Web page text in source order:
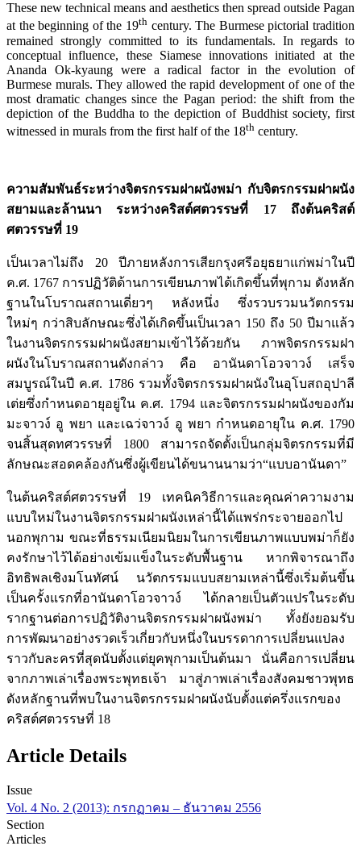
These new technical means and aesthetics then spread outside Pagan
at the beginning of the 19th century. The Burmese pictorial tradition
remained strongly committed to its fundamentals. In regards to
conceptual influence, these Siamese innovations initiated at the
Ananda Ok-kyaung were a radical factor in the evolution of
Burmese murals. They allowed the rapid development of one of the
most dramatic changes since the Pagan period: the shift from the
depiction of the Buddha to the depiction of Buddhist society, first
witnessed in murals from the first half of the 18th century.
ความสัมพันธ์ระหว่างจิตรกรรมฝาผนังพม่า กับจิตรกรรมฝาผนัง
สยามและล้านนา ระหว่างคริสต์ศตวรรษที่ 17 ถึงต้นคริสต์
ศตวรรษที่ 19
เป็นเวลาไม่ถึง 20 ปีภายหลังการเสียกรุงศรีอยุธยาแก่พม่าในปี
ค.ศ. 1767 การปฏิวัติด้านการเขียนภาพได้เกิดขึ้นที่พุกาม ดังหลัก
ฐานในโบราณสถานเดี่ยวๆ หลังหนึ่ง ซึ่งรวบรวมนวัตกรรม
ใหม่ๆ กว่าสิบลักษณะซึ่งได้เกิดขึ้นเป็นเวลา 150 ถึง 50 ปีมาแล้ว
ในงานจิตรกรรมฝาผนังสยามเข้าไว้ด้วยกัน ภาพจิตรกรรมฝา
ผนังในโบราณสถานดังกล่าว คือ อานันดาโอวจาวง์ เสร็จ
สมบูรณ์ในปี ค.ศ. 1786 รวมทั้งจิตรกรรมฝาผนังในอุโบสถอุปาลี
เต่ยซึ่งกำหนดอายุอยู่ใน ค.ศ. 1794 และจิตรกรรมฝาผนังของกัม
มะจาวง์ อู พยา และเฉว่จาวง์ อู พยา กำหนดอายุใน ค.ศ. 1790
จนสิ้นสุดทศวรรษที่ 1800 สามารถจัดตั้งเป็นกลุ่มจิตรกรรมที่มี
ลักษณะสอดคล้องกันซึ่งผู้เขียนได้ขนานนามว่า“แบบอานันดา”
ในต้นคริสต์ศตวรรษที่ 19 เทคนิควิธีการและคุณค่าความงาม
แบบใหม่ในงานจิตรกรรมฝาผนังเหล่านี้ได้แพร่กระจายออกไป
นอกพุกาม ขณะที่ธรรมเนียมนิยมในการเขียนภาพแบบพม่าก็ยัง
คงรักษาไว้ได้อย่างเข้มแข็งในระดับพื้นฐาน หากพิจารณาถึง
อิทธิพลเชิงมโนทัศน์ นวัตกรรมแบบสยามเหล่านี้ซึ่งเริ่มต้นขึ้น
เป็นครั้งแรกที่อานันดาโอวจาวง์ ได้กลายเป็นตัวแปรในระดับ
รากฐานต่อการปฏิวัติงานจิตรกรรมฝาผนังพม่า ทั้งยังยอมรับ
การพัฒนาอย่างรวดเร็วเกี่ยวกับหนึ่งในบรรดาการเปลี่ยนแปลง
ราวกับละครที่สุดนับตั้งแต่ยุคพุกามเป็นต้นมา นั่นคือการเปลี่ยน
จากภาพเล่าเรื่องพระพุทธเจ้า มาสู่ภาพเล่าเรื่องสังคมชาวพุทธ
ดังหลักฐานที่พบในงานจิตรกรรมฝาผนังนับตั้งแต่ครึ่งแรกของ
คริสต์ศตวรรษที่ 18
Article Details
Issue
Vol. 4 No. 2 (2013): กรกฏาคม – ธันวาคม 2556
Section
Articles